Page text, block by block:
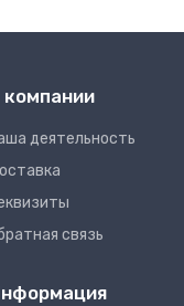
компании
деятельность
связь